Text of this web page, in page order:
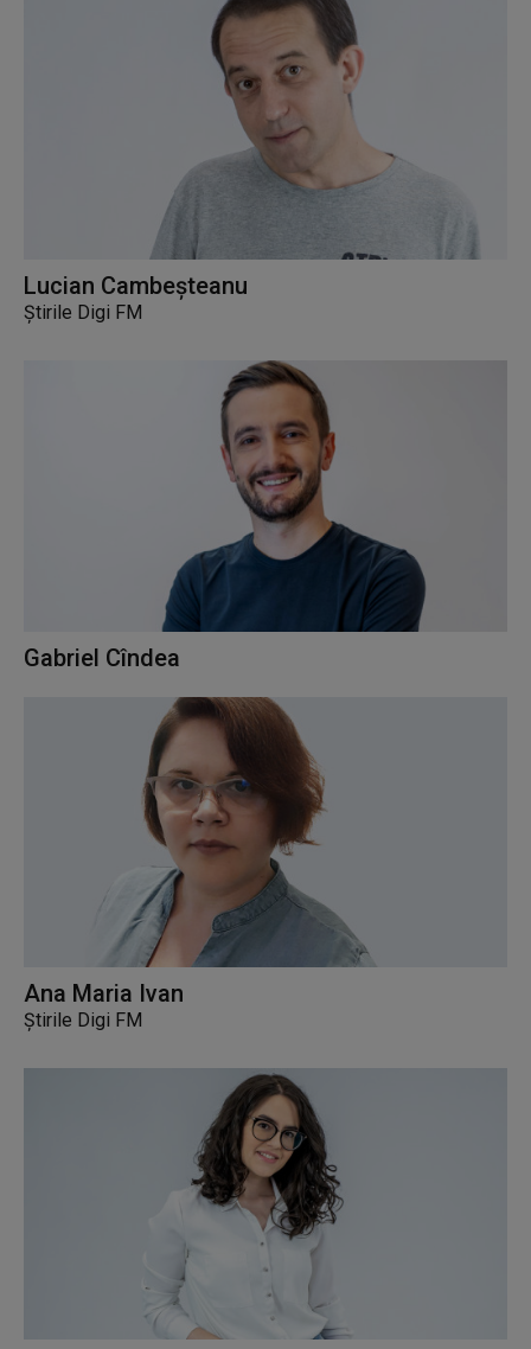
Lucian Cambeșteanu
Știrile Digi FM
Gabriel Cîndea
Ana Maria Ivan
Știrile Digi FM